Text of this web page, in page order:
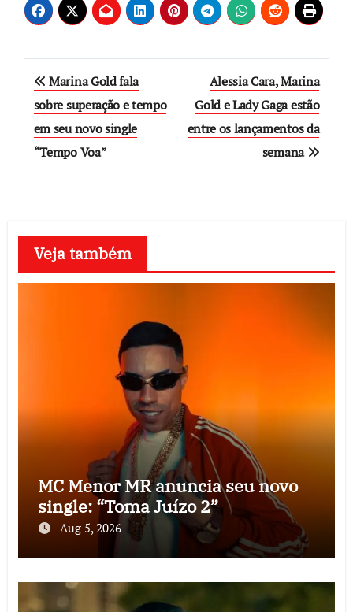
Post
navigation
Marina Gold fala
sobre superação e tempo
em seu novo single
“Tempo Voa”
Alessia Cara, Marina
Gold e Lady Gaga estão
entre os lançamentos da
semana
Veja também
MC Menor MR anuncia seu novo
single: “Toma Juízo 2”
Aug 5, 2026